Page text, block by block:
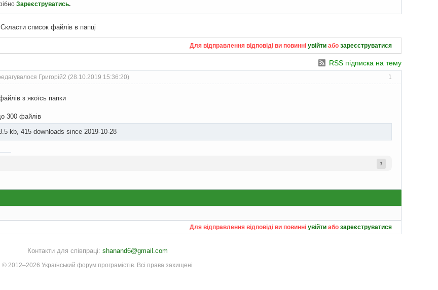
Зареєструватись.
Скласти список файлів в папці
Для відправлення відповіді ви повинні увійти або зареєструватися
RSS підписка на тему
1
Григорій2 (28.10.2019 15:36:20)
з якоїсь папки
300 файлів
kb, 415 downloads since 2019-10-28
1
Для відправлення відповіді ви повинні увійти або зареєструватися
Контакти для співпраці: shanand6@gmail.com
© 2012–2026 Український форум програмістів. Всі права захищені